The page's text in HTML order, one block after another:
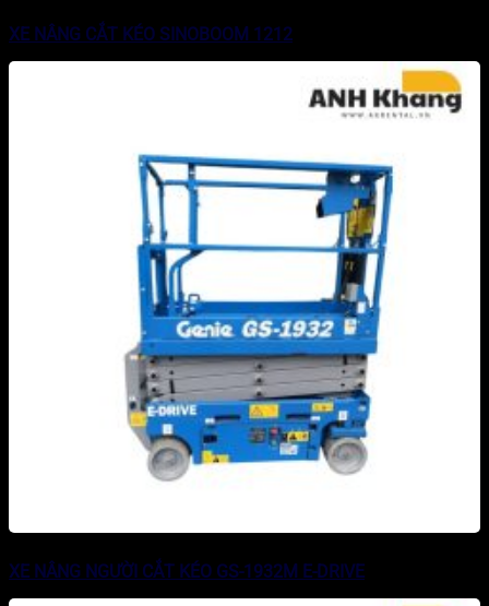
XE NÂNG CẮT KÉO SINOBOOM 1212
XE NÂNG NGƯỜI CẮT KÉO GS-1932M E-DRIVE